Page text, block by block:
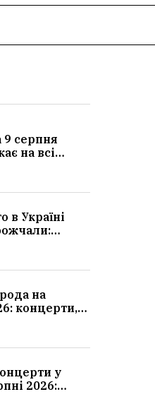
9 серпня
на всі
в Україні
машини
на
концерти,
у
2026: